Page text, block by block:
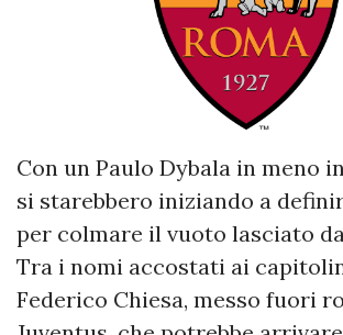
Con un Paulo Dybala in meno
si starebbero iniziando a
per colmare il vuoto lasciato
Tra i nomi accostati ai
Federico Chiesa, messo fuori